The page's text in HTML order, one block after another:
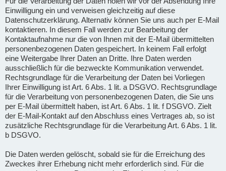
Einwilligung ein und verweisen gleichzeitig auf diese
Datenschutzerklärung. Alternativ können Sie uns auch per E-Mail
kontaktieren. In diesem Fall werden zur Bearbeitung der
Kontaktaufnahme nur die von Ihnen mit der E-Mail übermittelten
personenbezogenen Daten gespeichert. In keinem Fall erfolgt
eine Weitergabe Ihrer Daten an Dritte. Ihre Daten werden
ausschließlich für die bezweckte Kommunikation verwendet.
Rechtsgrundlage für die Verarbeitung der Daten bei Vorliegen
Ihrer Einwilligung ist Art. 6 Abs. 1 lit. a DSGVO. Rechtsgrundlage
für die Verarbeitung von personenbezogenen Daten, die Sie uns
per E-Mail übermittelt haben, ist Art. 6 Abs. 1 lit. f DSGVO. Zielt
der E-Mail-Kontakt auf den Abschluss eines Vertrages ab, so ist
zusätzliche Rechtsgrundlage für die Verarbeitung Art. 6 Abs. 1 lit.
b DSGVO.
Die Daten werden gelöscht, sobald sie für die Erreichung des
Zweckes ihrer Erhebung nicht mehr erforderlich sind. Für die